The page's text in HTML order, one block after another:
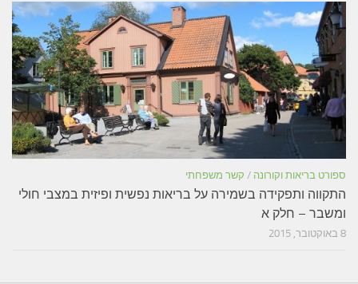
ספורט בריאות וקורונה / קשר משפחתי
התקווה ותפקידה בשמירה על בריאות נפשית ופיזית במצבי חולי
ומשבר – חלק א
8 באוקטובר, 2015